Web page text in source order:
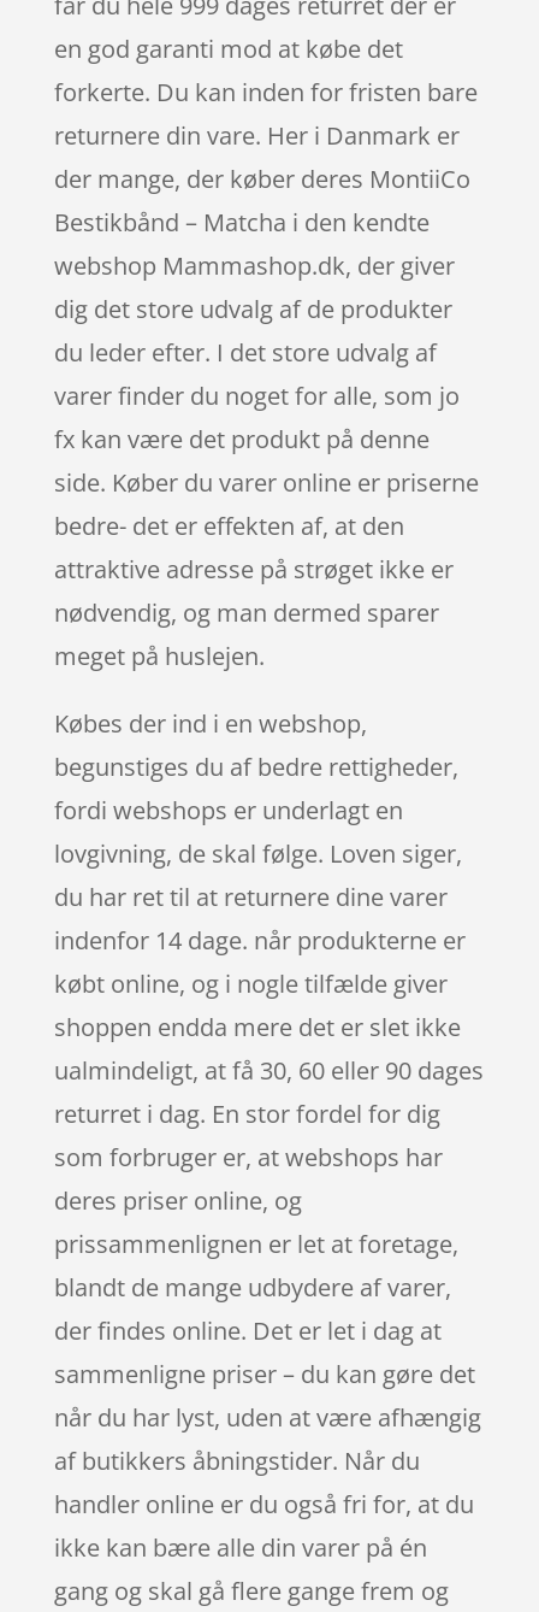
en god garanti mod at købe det
forkerte. Du kan inden for fristen bare
returnere din vare. Her i Danmark er
der mange, der køber deres MontiiCo
Bestikbånd – Matcha i den kendte
webshop Mammashop.dk, der giver
dig det store udvalg af de produkter
du leder efter. I det store udvalg af
varer finder du noget for alle, som jo
fx kan være det produkt på denne
side. Køber du varer online er priserne
bedre- det er effekten af, at den
attraktive adresse på strøget ikke er
nødvendig, og man dermed sparer
meget på huslejen.
Købes der ind i en webshop,
begunstiges du af bedre rettigheder,
fordi webshops er underlagt en
lovgivning, de skal følge. Loven siger,
du har ret til at returnere dine varer
indenfor 14 dage. når produkterne er
købt online, og i nogle tilfælde giver
shoppen endda mere det er slet ikke
ualmindeligt, at få 30, 60 eller 90 dages
returret i dag. En stor fordel for dig
som forbruger er, at webshops har
deres priser online, og
prissammenlignen er let at foretage,
blandt de mange udbydere af varer,
der findes online. Det er let i dag at
sammenligne priser – du kan gøre det
når du har lyst, uden at være afhængig
af butikkers åbningstider. Når du
handler online er du også fri for, at du
ikke kan bære alle din varer på én
gang og skal gå flere gange frem og